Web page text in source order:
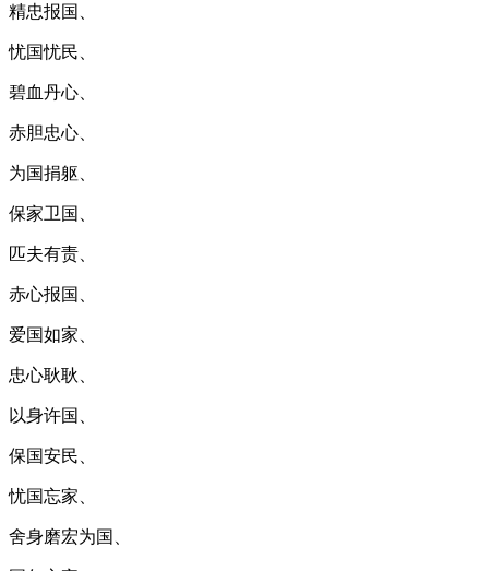
精忠报国、
忧国忧民、
碧血丹心、
赤胆忠心、
为国捐躯、
保家卫国、
匹夫有责、
赤心报国、
爱国如家、
忠心耿耿、
以身许国、
保国安民、
忧国忘家、
舍身磨宏为国、